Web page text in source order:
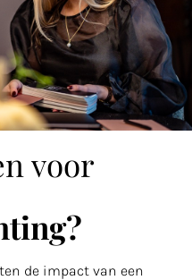
voor
de impact van een